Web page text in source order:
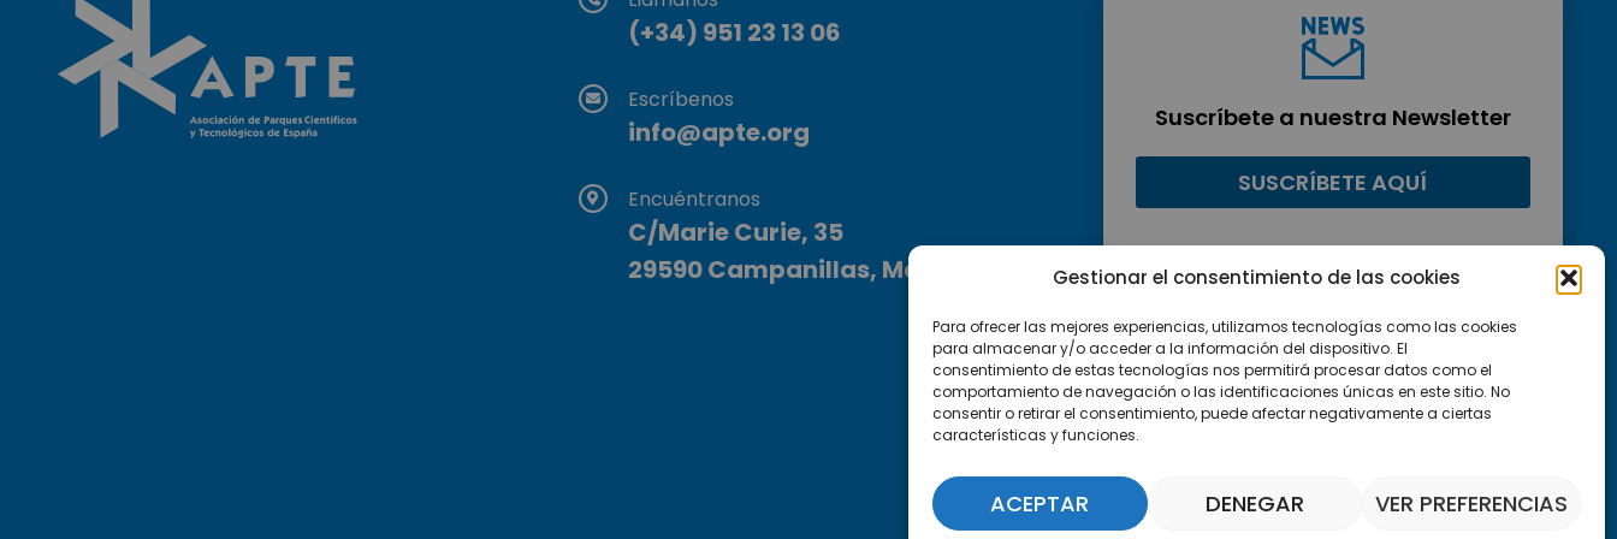
Gestionar el consentimiento de las cookies
Para ofrecer las mejores experiencias, utilizamos tecnologías como las cookies
para almacenar y/o acceder a la información del dispositivo. El
consentimiento de estas tecnologías nos permitirá procesar datos como el
comportamiento de navegación o las identificaciones únicas en este sitio. No
consentir o retirar el consentimiento, puede afectar negativamente a ciertas
características y funciones.
ACEPTAR DENEGAR VER PREFERENCIAS
(+34) 951 23 13 06
Escríbenos
info@apte.org
Encuéntranos
C/Marie Curie, 35
29590 Campanillas, Málaga
Suscríbete a nuestra Newsletter
SUSCRÍBETE AQUÍ